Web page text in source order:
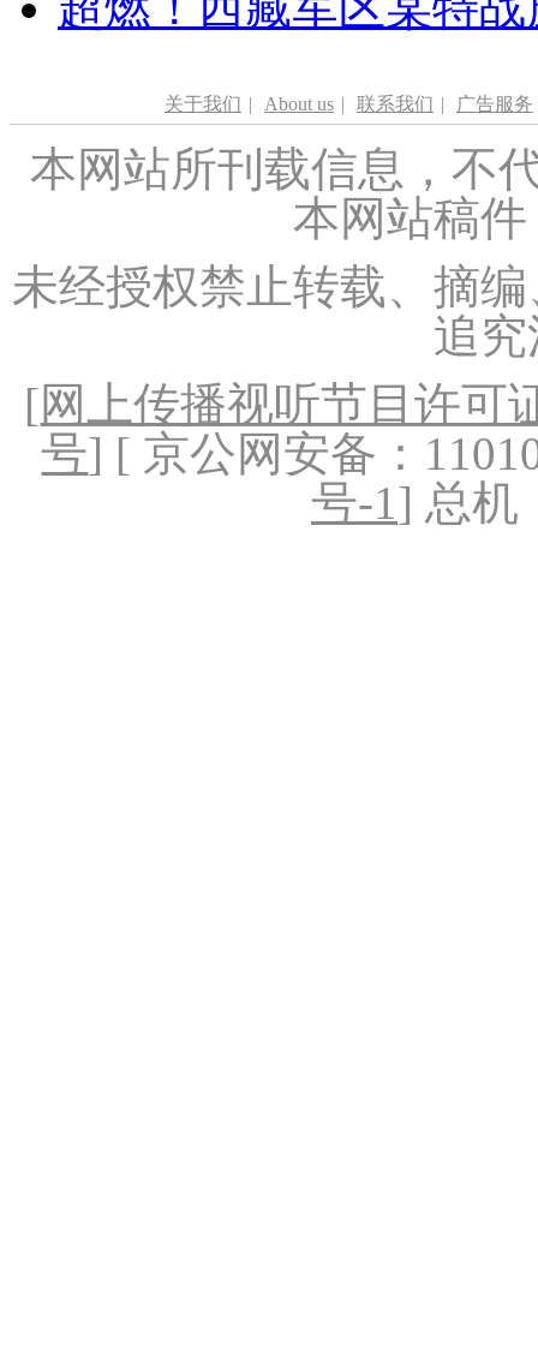
关于我们 | About us | 联系我们 | 广告服务
本网站所刊载信息，不
本网站稿
未经授权禁止转载、摘
追
[网上传播视听节目许可
号] [ 京公网安备：
号-1] 总机